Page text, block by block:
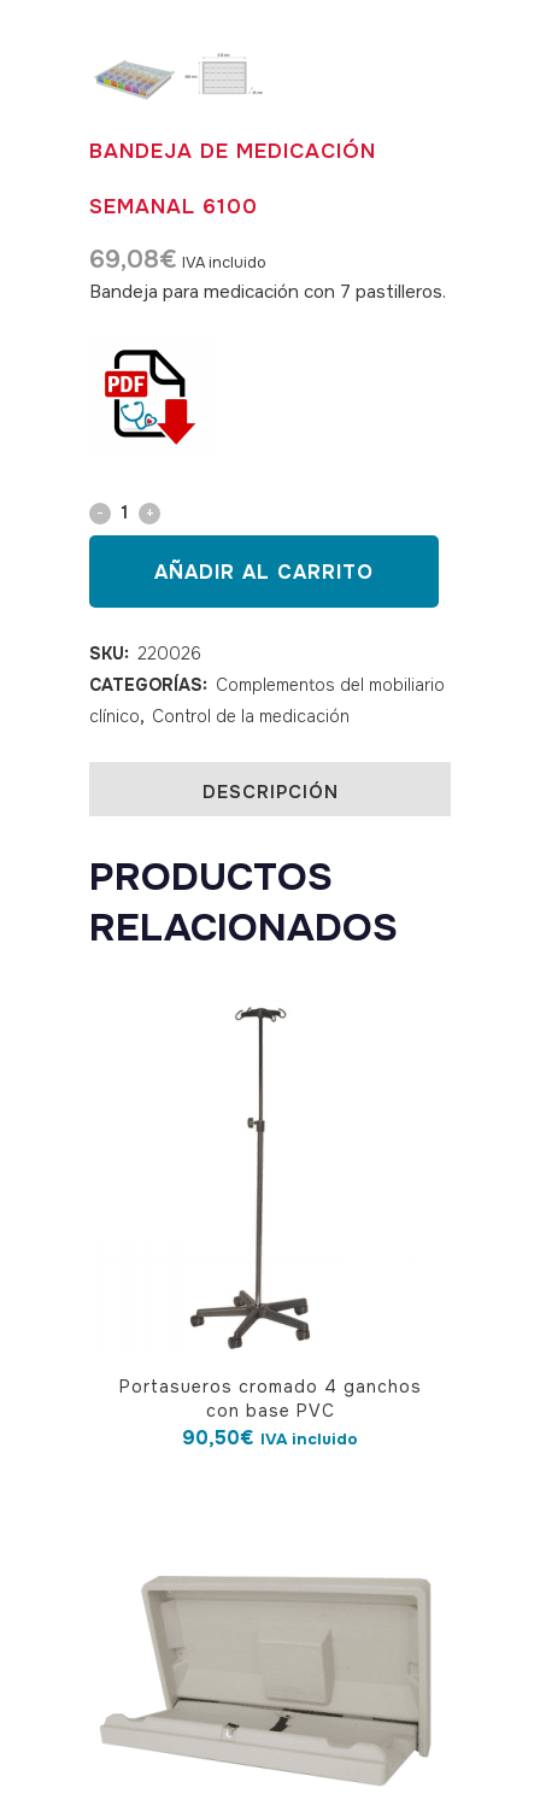
BANDEJA DE MEDICACIÓN
SEMANAL 6100
69,08€ IVA incluido
Bandeja para medicación con 7 pastilleros.
Bandeja
medicación
semanal
6100
AÑADIR AL CARRITO
SKU: 220026
CATEGORÍAS: Complementos del mobiliario
clínico, Control de la medicación
DESCRIPCIÓN
PRODUCTOS
RELACIONADOS
Portasueros cromado 4 ganchos
con base PVC
90,50€ IVA incluido